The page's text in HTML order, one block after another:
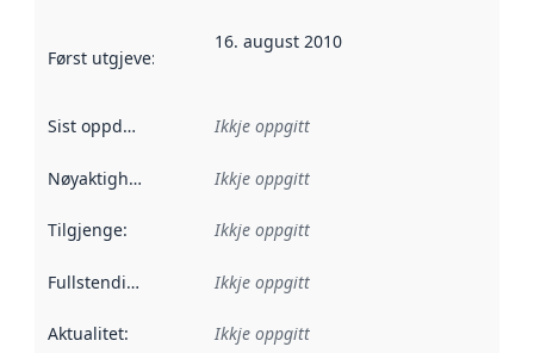
Først utgjeve: Denne datoen seier når dataa i dette
16. august 2010
Sist oppdatert Ikkje oppgitt
Nøyaktigheit Ikkje oppgitt
Tilgjenge: Ikkje oppgitt
Fullstendigheit Ikkje oppgitt
Aktualitet: Ikkje oppgitt